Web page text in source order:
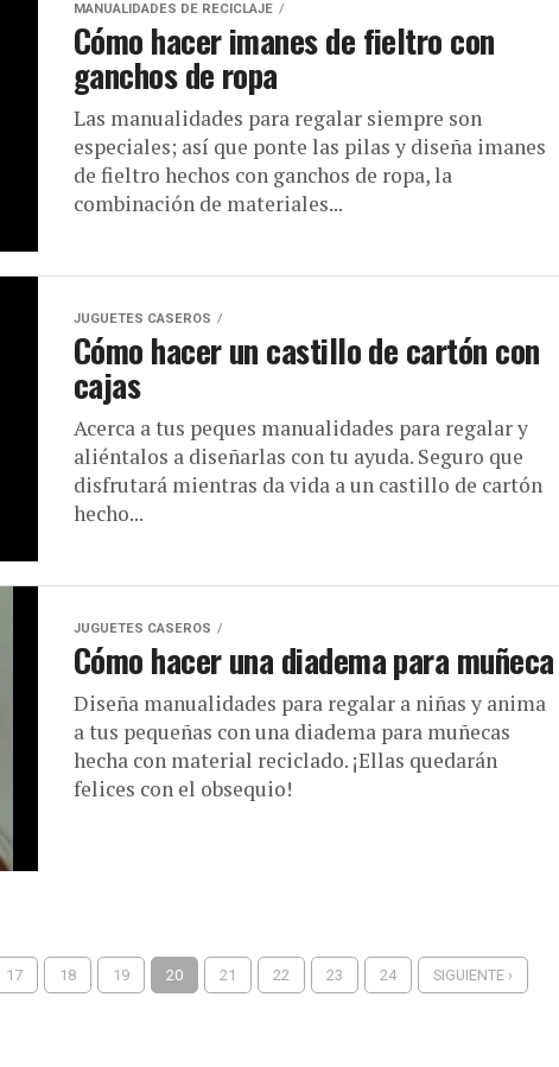
MANUALIDADES DE RECICLAJE
Cómo hacer imanes de fieltro con
ganchos de ropa
Las manualidades para regalar siempre son
especiales; así que ponte las pilas y diseña imanes
de fieltro hechos con ganchos de ropa, la
combinación de materiales...
JUGUETES CASEROS
Cómo hacer un castillo de cartón con
cajas
Acerca a tus peques manualidades para regalar y
aliéntalos a diseñarlas con tu ayuda. Seguro que
disfrutará mientras da vida a un castillo de cartón
hecho...
JUGUETES CASEROS
Cómo hacer una diadema para muñeca
Diseña manualidades para regalar a niñas y anima
a tus pequeñas con una diadema para muñecas
hecha con material reciclado. ¡Ellas quedarán
felices con el obsequio!
17 18 19 20 21 22 23 24 SIGUIENTE ›